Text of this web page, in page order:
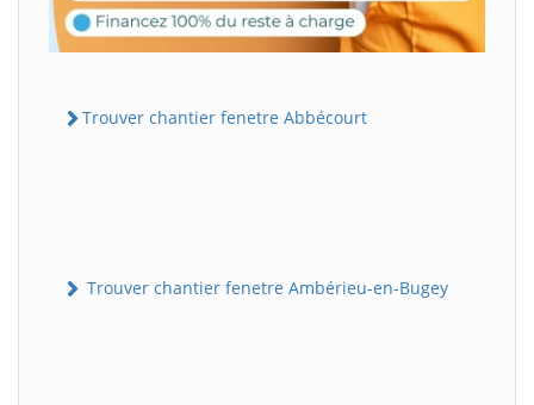
Trouver chantier fenetre Abbécourt
Trouver chantier fenetre Ambérieu-en-Bugey